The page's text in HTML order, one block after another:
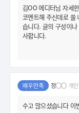
김OO 에디터님 자세
코멘트해 주신데로 쓸
습니다. 글의 구성이
사합니다.
매우만족 정○○ 개
수고 많으셨습니다 이